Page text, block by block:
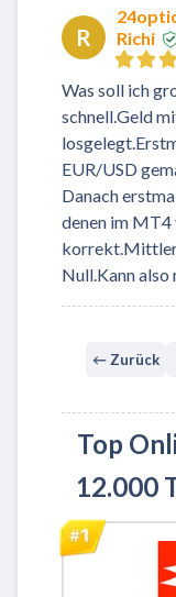
R
Richi
Was soll ich
schnell.Geld
EUR/USD
Danach
denen im MT4
Null.Kann also
← Zurück
Top
12.000